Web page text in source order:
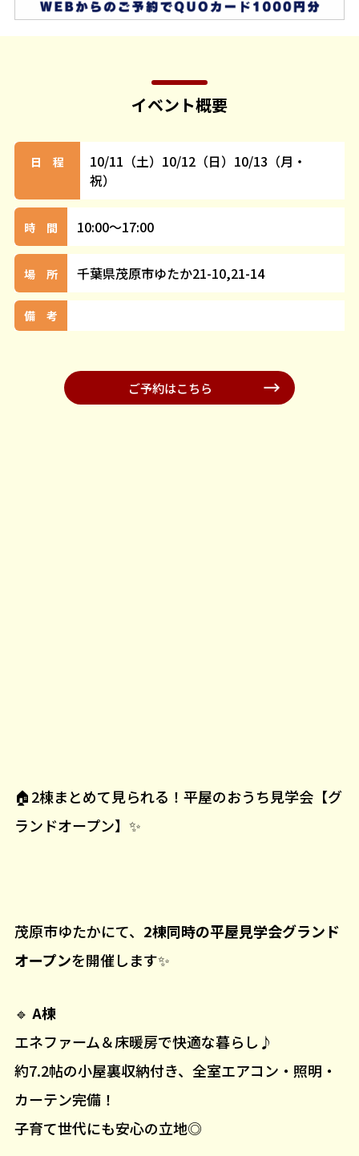
イベント概要
日 程
10/11（土）10/12（日）10/13（月・
祝）
時 間 10:00～17:00
場 所 千葉県茂原市ゆたか21-10,21-14
備 考
ご予約はこちら
🏠2棟まとめて見られる！平屋のおうち見学会【グ
ランドオープン】✨
茂原市ゆたかにて、 2棟同時の平屋見学会グランド
オープンを開催します✨
🔹 A棟
エネファーム＆床暖房で快適な暮らし♪
約7.2帖の小屋裏収納付き、全室エアコン・照明・
カーテン完備！
子育て世代にも安心の立地◎